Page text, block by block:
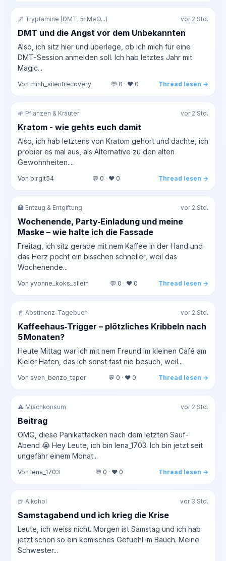
🌌 Tryptamine (DMT, 5-MeO...) vor 2 Std.
DMT und die Angst vor dem Unbekannten
Also, ich sitz hier und überlege, ob ich mich für eine
DMT-Session anmelden soll. Ich hab letztes Jahr mit
Magic...
Von minh_silentrecovery 💬 0 · ❤️ 0 Thread lesen →
🌱 Pflanzen & Kräuter vor 2 Std.
Kratom - wie gehts euch damit
Also, ich hab letztens von Kratom gehort und dachte, ich
probier es mal aus, als Alternative zu den alten
Gewohnheiten....
Von birgit54 💬 0 · ❤️ 0 Thread lesen →
🏥 Entzug & Entgiftung vor 2 Std.
Wochenende, Party‑Einladung und meine
Maske – wie halte ich die Fassade
Freitag, ich sitz gerade mit nem Kaffee in der Hand und
das Herz pocht ein bisschen schneller, weil das
Wochenende...
Von yvonne_koks_allein 💬 0 · ❤️ 0 Thread lesen →
📓 Abstinenz-Tagebuch vor 2 Std.
Kaffeehaus‑Trigger – plötzliches Kribbeln nach
5 Monaten?
Heute Mittag war ich mit nem Freund im kleinen Café am
Kieler Hafen, das ich sonst fast nie besuch, weil...
Von sven_benzo_taper 💬 0 · ❤️ 0 Thread lesen →
⚠️ Mischkonsum vor 2 Std.
Beitrag
OMG, diese Panikattacken nach dem letzten Sauf-
Abend 😭 Hey Leute, ich bin lena_1703. Ich bin jetzt seit
ungefähr einem Monat...
Von lena_1703 💬 0 · ❤️ 0 Thread lesen →
🍺 Alkohol vor 3 Std.
Samstagabend und ich krieg die Krise
Leute, ich weiss nicht. Morgen ist Samstag und ich hab
jetzt schon so ein komisches Gefuehl im Bauch. Meine
Schwester...